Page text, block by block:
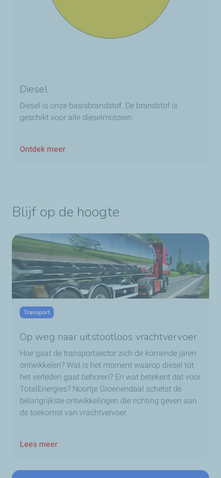
Diesel
Diesel is onze basisbrandstof. De brandstof is
geschikt voor alle dieselmotoren.
Ontdek meer
Blijf op de hoogte
Transport
Op weg naar uitstootloos vrachtvervoer
Hoe gaat de transportsector zich de komende jaren
ontwikkelen? Wat is het moment waarop diesel tot
het verleden gaat behoren? En wat betekent dat voor
TotalEnergies? Noortje Groenendaal schetst de
belangrijkste ontwikkelingen die richting geven aan
de toekomst van vrachtvervoer.
Lees meer